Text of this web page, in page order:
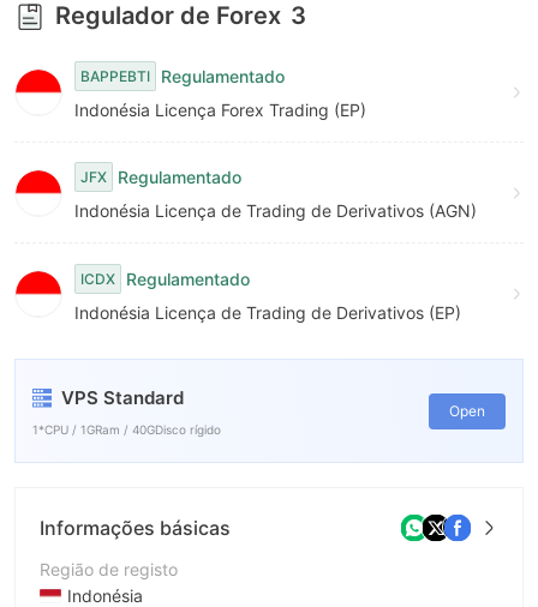
Regulador de Forex 3
BAPPEBTI
Regulamentado
Indonésia Licença Forex Trading (EP)
JFX
Regulamentado
Indonésia Licença de Trading de Derivativos (AGN)
ICDX
Regulamentado
Indonésia Licença de Trading de Derivativos (EP)
VPS Standard
1*CPU / 1GRam / 40GDisco rígido
Open
Informações básicas
Região de registo
Indonésia